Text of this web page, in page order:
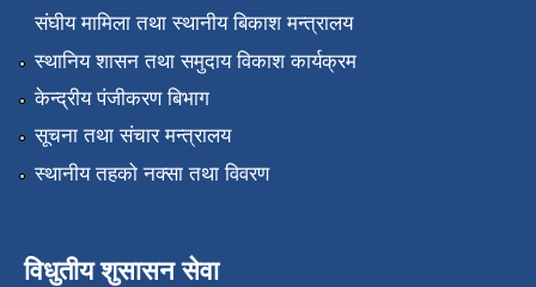
संघीय मामिला तथा स्थानीय बिकाश मन्त्रालय
स्थानिय शासन तथा समुदाय विकाश कार्यक्रम
केन्द्रीय पंजीकरण बिभाग
सूचना तथा संचार मन्त्रालय
स्थानीय तहको नक्सा तथा विवरण
विधुतीय शुसासन सेवा